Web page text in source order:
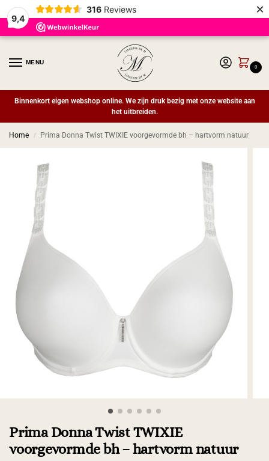
9,4
316 Reviews ×
MENU
0
Binnenkort eigen webshop online. We zijn druk bezig met onze website aan
het uitbreiden.
Home / Prima Donna Twist TWIXIE voorgevormde bh – hartvorm natuur
Prima Donna Twist TWIXIE
voorgevormde bh – hartvorm natuur